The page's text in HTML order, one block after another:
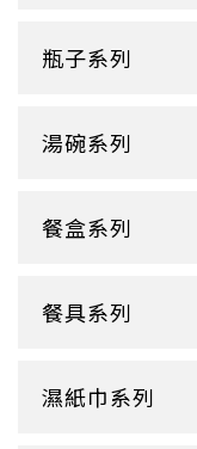
冷熱共用杯系列
試飲小紙杯
冰淇淋杯
紙袋
瓶子系列
湯碗系列
扁碗系列
湯杯蓋
餐盒系列
日式餐盒
餐具系列
刀、叉、匙
濕紙巾系列